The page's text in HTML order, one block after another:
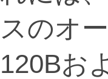
スのオ
120Bお